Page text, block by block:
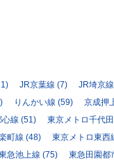
JR京葉線 (7)
JR埼京線
りんかい線 (59)
京成押
線 (51)
東京メトロ千代
町線 (48)
東京メトロ東西
急池上線 (75)
東急田園都